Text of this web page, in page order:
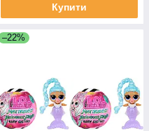
Купити
–22%